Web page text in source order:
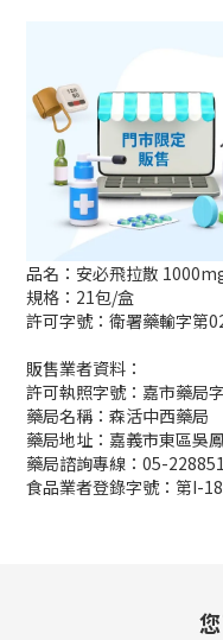
品名：安必飛拉散
規格：21包/盒
許可字號：衛署藥輸字第
販售業者資料：
許可執照字號：嘉市藥局
藥局名稱：森活中西藥局
藥局地址：嘉義市東區吳
藥局諮詢專線：05-
食品業者登錄字號：第I-